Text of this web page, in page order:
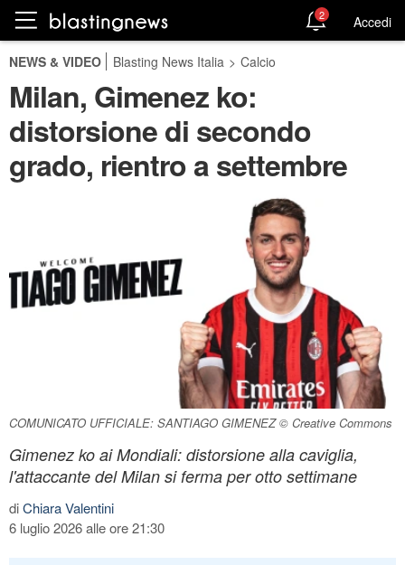
2 Accedi
NEWS & VIDEO Blasting News Italia > Calcio
Milan, Gimenez ko:
distorsione di secondo
grado, rientro a settembre
COMUNICATO UFFICIALE: SANTIAGO GIMENEZ © Creative Commons
Gimenez ko ai Mondiali: distorsione alla caviglia,
l'attaccante del Milan si ferma per otto settimane
diChiara Valentini
6 luglio 2026 alle ore 21:30